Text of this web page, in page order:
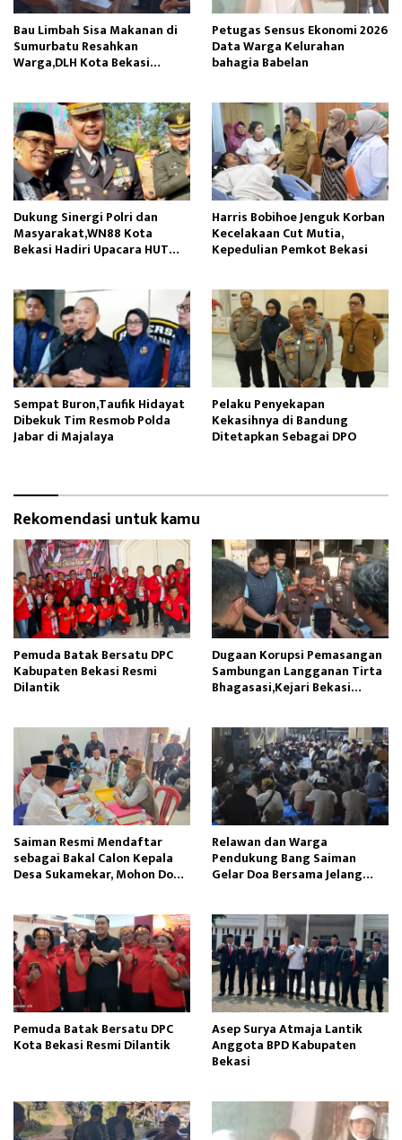
Bau Limbah Sisa Makanan di
Sumurbatu Resahkan
Warga,DLH Kota Bekasi
Petugas Sensus Ekonomi 2026
Data Warga Kelurahan
bahagia Babelan
Dukung Sinergi Polri dan
Masyarakat,WN88 Kota
Bekasi Hadiri Upacara HUT
Harris Bobihoe Jenguk Korban
Kecelakaan Cut Mutia,
Kepedulian Pemkot Bekasi
Sempat Buron,Taufik Hidayat
Dibekuk Tim Resmob Polda
Jabar di Majalaya
Pelaku Penyekapan
Kekasihnya di Bandung
Ditetapkan Sebagai DPO
Rekomendasi untuk kamu
Pemuda Batak Bersatu DPC
Kabupaten Bekasi Resmi
Dilantik
Dugaan Korupsi Pemasangan
Sambungan Langganan Tirta
Bhagasasi,Kejari Bekasi
Saiman Resmi Mendaftar
sebagai Bakal Calon Kepala
Desa Sukamekar, Mohon Doa
Relawan dan Warga
Pendukung Bang Saiman
Gelar Doa Bersama Jelang
Pemuda Batak Bersatu DPC
Kota Bekasi Resmi Dilantik
Asep Surya Atmaja Lantik
Anggota BPD Kabupaten
Bekasi